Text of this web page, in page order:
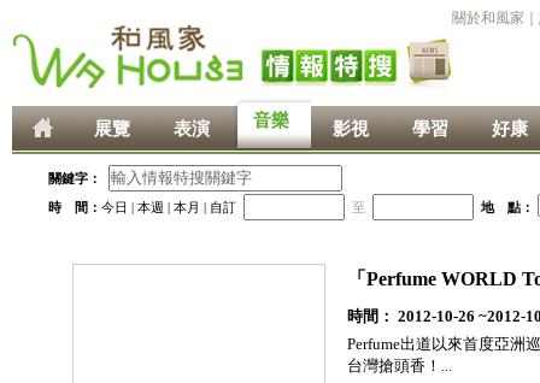
關於和風家
展覽 表演 音樂 影視 學習 好康
關鍵字：
時 間： 今日 | 本週 | 本月 | 自訂 至 地 點：
「Perfume WORLD
時間： 2012-10-26 ~2012-
Perfume出道以來首度亞洲
台灣搶頭香！...